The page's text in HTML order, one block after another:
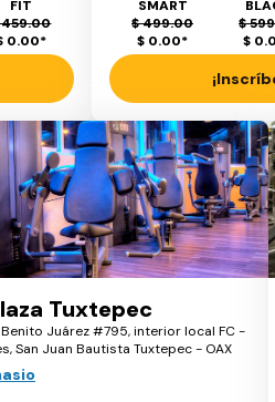
FIT
459.00
0.00*
SMART
$ 499.00
$ 0.00*
$
$
Tuxtepec
Juárez #795, interior local FC -
San Juan Bautista Tuxtepec - OAX